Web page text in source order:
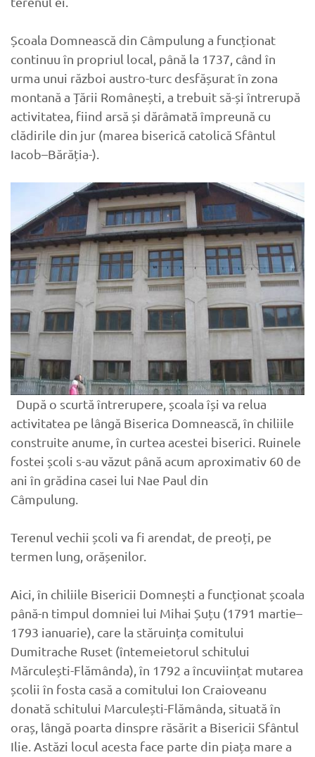
Școala Domnească din Câmpulung a funcționat
continuu în propriul local, până la 1737, când în
urma unui război austro-turc desfășurat în zona
montană a Țării Românești, a trebuit să-și întrerupă
activitatea, fiind arsă și dărâmată împreună cu
clădirile din jur (marea biserică catolică Sfântul
Iacob–Bărăția-).
După o scurtă întrerupere, școala își va relua
activitatea pe lângă Biserica Domnească, în chiliile
construite anume, în curtea acestei biserici. Ruinele
fostei școli s-au văzut până acum aproximativ 60 de
ani în grădina casei lui Nae Paul din
Câmpulung.
Terenul vechii școli va fi arendat, de preoți, pe
termen lung, orășenilor.
Aici, în chiliile Bisericii Domnești a funcționat școala
până-n timpul domniei lui Mihai Șuțu (1791 martie–
1793 ianuarie), care la stăruința comitului
Dumitrache Ruset (întemeietorul schitului
Mărculești-Flămânda), în 1792 a încuviințat mutarea
școlii în fosta casă a comitului Ion Craioveanu
donată schitului Marculești-Flămânda, situată în
oraș, lângă poarta dinspre răsărit a Bisericii Sfântul
Ilie. Astăzi locul acesta face parte din piața mare a